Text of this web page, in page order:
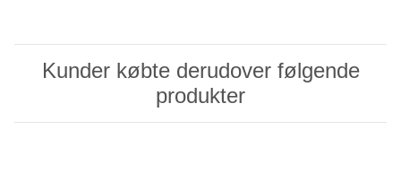
Kunder købte derudover følgende
produkter